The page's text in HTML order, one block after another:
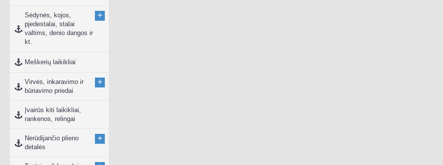
Sėdynės, kojos,
pjedestalai, stalai
valtims, denio dangos ir
kt.
+
Meškerių laikikliai
Virvės, inkaravimo ir
būriavimo priedai
+
Įvairūs kiti laikikliai,
rankenos, relingai
Nerūdijančio plieno
detalės
+